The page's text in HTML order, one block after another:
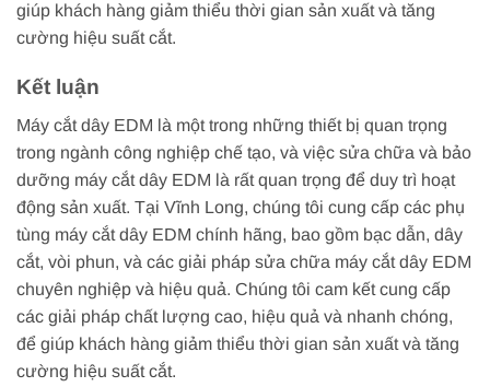
giúp khách hàng giảm thiểu thời gian sản xuất và tăng
cường hiệu suất cắt.
Kết luận
Máy cắt dây EDM là một trong những thiết bị quan trọng
trong ngành công nghiệp chế tạo, và việc sửa chữa và bảo
dưỡng máy cắt dây EDM là rất quan trọng để duy trì hoạt
động sản xuất. Tại Vĩnh Long, chúng tôi cung cấp các phụ
tùng máy cắt dây EDM chính hãng, bao gồm bạc dẫn, dây
cắt, vòi phun, và các giải pháp sửa chữa máy cắt dây EDM
chuyên nghiệp và hiệu quả. Chúng tôi cam kết cung cấp
các giải pháp chất lượng cao, hiệu quả và nhanh chóng,
để giúp khách hàng giảm thiểu thời gian sản xuất và tăng
cường hiệu suất cắt.